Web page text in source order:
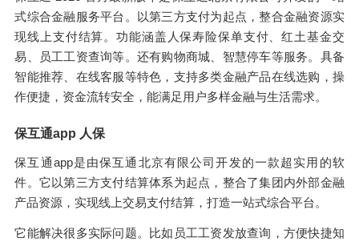
式综合金融服务平台。以第三方支付为起点，整合金融资源实
现线上支付结算。功能涵盖人保寿险保单支付、红土基金交
易、员工工资查询等。还有购物商城、智慧停车等服务。具备
智能推荐、在线客服等特色，支持多类金融产品在线选购，操
作便捷，资金流转安全，能满足用户多样金融与生活需求。
保互通app 人保
保互通app是由保互通北京有限公司开发的一款超实用的软
件。它以第三方支付结算体系为起点，整合了集团内外部金融
产品资源，实现线上交易支付结算，打造一站式综合平台。
它能解决很多实际问题。比如员工工资发放查询，方便快捷知